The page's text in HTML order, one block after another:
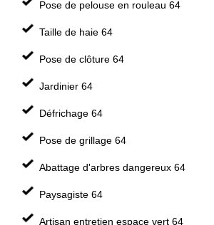
Pose de pelouse en rouleau 64
Taille de haie 64
Pose de clôture 64
Jardinier 64
Défrichage 64
Pose de grillage 64
Abattage d'arbres dangereux 64
Paysagiste 64
Artisan entretien espace vert 64